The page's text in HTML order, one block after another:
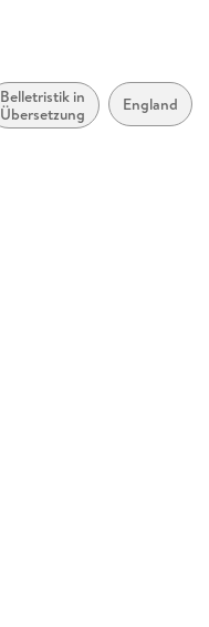
Belletristik in
Übersetzung
England